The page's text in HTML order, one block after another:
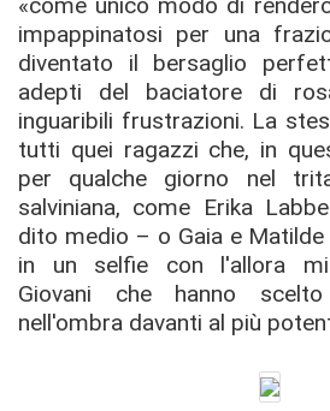
impappinatosi per una
diventato il bersaglio
adepti del baciatore di
inguaribili frustrazioni. La
tutti quei ragazzi che, in
per qualche giorno nel
salviniana, come Erika
dito medio – o Gaia e
in un selfie con l'allora
Giovani che hanno
nell'ombra davanti al più